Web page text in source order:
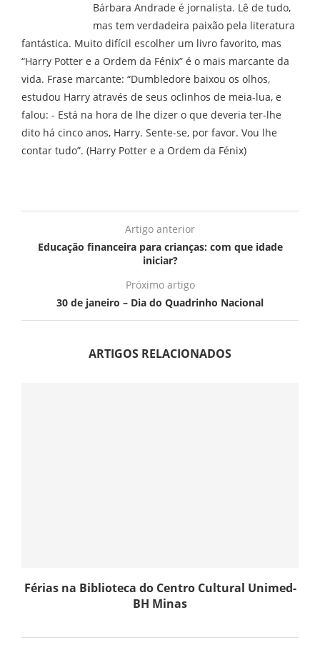
Bárbara Andrade é jornalista. Lê de tudo,
mas tem verdadeira paixão pela literatura
fantástica. Muito difícil escolher um livro favorito, mas
“Harry Potter e a Ordem da Fénix” é o mais marcante da
vida. Frase marcante: “Dumbledore baixou os olhos,
estudou Harry através de seus oclinhos de meia-lua, e
falou: - Está na hora de lhe dizer o que deveria ter-lhe
dito há cinco anos, Harry. Sente-se, por favor. Vou lhe
contar tudo”. (Harry Potter e a Ordem da Fénix)
Artigo anterior
Educação financeira para crianças: com que idade
iniciar?
Próximo artigo
30 de janeiro – Dia do Quadrinho Nacional
ARTIGOS RELACIONADOS
Férias na Biblioteca do Centro Cultural Unimed-
BH Minas